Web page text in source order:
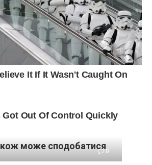
може сподобатися0